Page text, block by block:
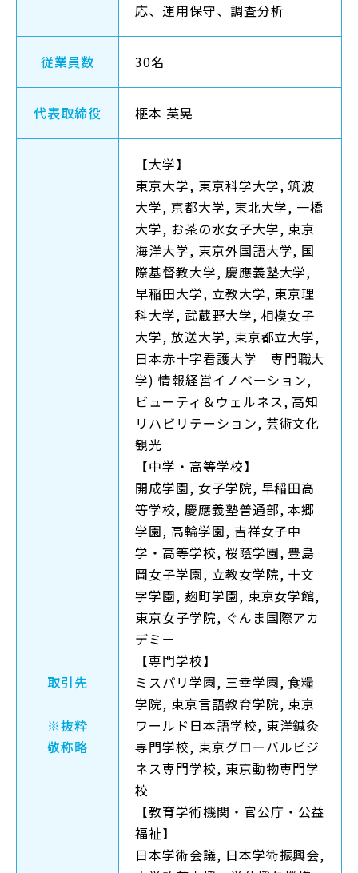
応、運用保守、調査分析
従業員数 30名
代表取締役 榧本 英晃
取引先
※抜粋
敬称略
【大学】
東京大学, 東京科学大学, 筑波
大学, 京都大学, 東北大学, 一橋
大学, お茶の水女子大学, 東京
海洋大学, 東京外国語大学, 国
際基督教大学, 慶應義塾大学,
早稲田大学, 立教大学, 東京理
科大学, 武蔵野大学, 相模女子
大学, 放送大学, 東京都立大学,
日本赤十字看護大学 専門職大
学) 情報経営イノベーション,
ビューティ＆ウェルネス, 高知
リハビリテーション, 芸術文化
観光
【中学・高等学校】
開成学園, 女子学院, 早稲田高
等学校, 慶應義塾普通部, 本郷
学園, 高輪学園, 吉祥女子中
学・高等学校, 桜蔭学園, 豊島
岡女子学園, 立教女学院, 十文
字学園, 麹町学園, 東京女学館,
東京女子学院, ぐんま国際アカ
デミー
【専門学校】
ミスパリ学園, 三幸学園, 食糧
学院, 東京言語教育学院, 東京
ワールド日本語学校, 東洋鍼灸
専門学校, 東京グローバルビジ
ネス専門学校, 東京動物専門学
校
【教育学術機関・官公庁・公益
福祉】
日本学術会議, 日本学術振興会,